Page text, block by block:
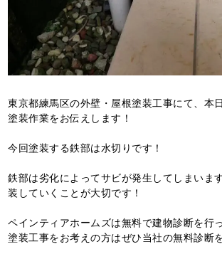
東京都練馬区の外壁・屋根塗装工事にて、本
塗装作業をお伝えします！
今回塗装する鉄部は水切りです！
鉄部は劣化によってサビが発生してしまいま
装していくことが大切です！
ペインティアホームズは無料で建物診断を行
塗装工事をお考えの方はぜひ当社の無料診断